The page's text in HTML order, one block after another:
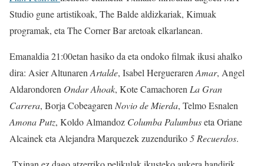
Studio gune artistikoak, The Balde aldizkariak, Kimuak
programak, eta The Corner Bar aretoak elkarlanean.
Emanaldia 21:00etan hasiko da eta ondoko filmak ikusi ahalko
dira: Asier Altunaren Artalde, Isabel Hergueraren Amar, Angel
Aldarondoren OndarAhoak, Kote Camachoren LaGran
Carrera, Borja Cobeagaren Noviode Mierda, Telmo Esnalen
Amona Putz, Koldo Almandoz Columba Palumbuseta Oriane
Alcainek eta Alejandra Marquezek zuzenduriko5 Recuerdos.